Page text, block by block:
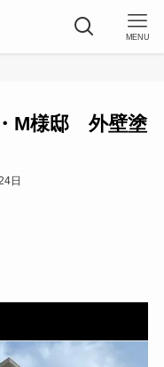
MENU
M様邸 外壁塗
日